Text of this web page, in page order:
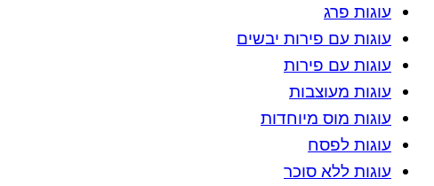
עוגות פרג
עוגות עם פירות יבשים
עוגות עם פירות
עוגות מעוצבות
עוגות מוס מיוחדות
עוגות לפסח
עוגות ללא סוכר